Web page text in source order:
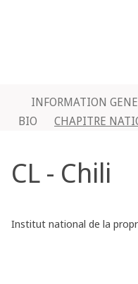
INFORMATION
BIO
CHAPITRE
CL - Chili
Institut national de la